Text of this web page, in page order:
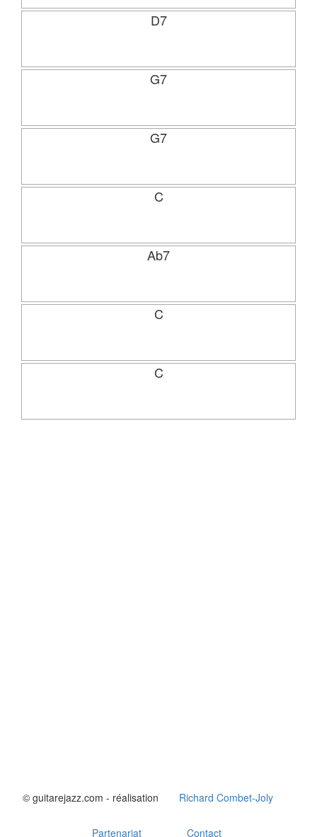
D7
G7
G7
C
Ab7
C
C
© guitarejazz.com - réalisation Richard Combet-Joly
Partenariat Contact